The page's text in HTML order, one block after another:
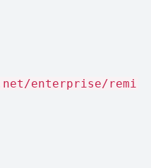
enterprise/remi-